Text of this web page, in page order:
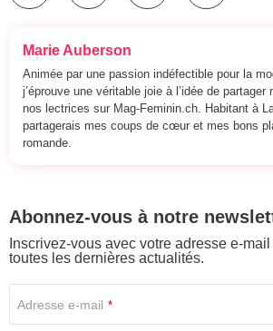
Marie Auberson
Animée par une passion indéfectible pour la
j’éprouve une véritable joie à l’idée de
nos lectrices sur Mag-Feminin.ch. Habitant à
partagerais mes coups de cœur et mes bons
romande.
Abonnez-vous à notre
Inscrivez-vous avec votre adresse e-
toutes les dernières actualités.
Adresse e-mail *